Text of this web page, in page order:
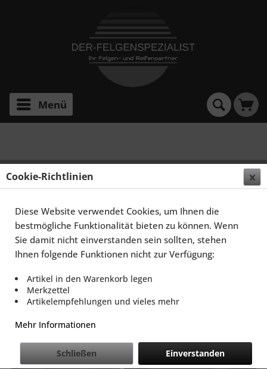
Menü
ELEGANCE WHEELS E 3 FF DEEP CONCAVE 10,0X20
5X120 ET45 HIGHGLOSS BLACK
Cookie-Richtlinien
Diese Website verwendet Cookies, um Ihnen die
bestmögliche Funktionalität bieten zu können. Wenn
Sie damit nicht einverstanden sein sollten, stehen
Ihnen folgende Funktionen nicht zur Verfügung:
Artikel in den Warenkorb legen
Merkzettel
Artikelempfehlungen und vieles mehr
Mehr Informationen
Einverstanden
Schließen